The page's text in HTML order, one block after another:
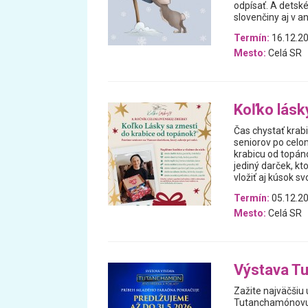
odpísať. A
slovenčiny aj v
Termín:
Mesto: Celá SR
Koľko
Čas chystať
seniorov po
krabicu od
jediný darček,
vložiť aj kúsok
Termín:
Mesto: Celá SR
Výstava
Zažite najväčšiu